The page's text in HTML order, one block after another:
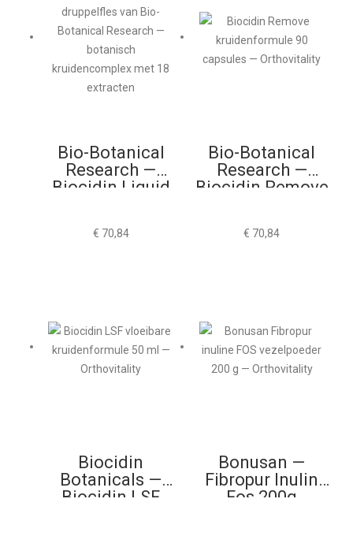
Bio-Botanical
Research —
Biocidin Liquid
€ 70,84
Bio-Botanical
Research —
Biocidin Remove
€ 70,84
Biocidin
Botanicals —
Biocidin LSF
Bonusan —
Fibropur Inulin
Fos 200g